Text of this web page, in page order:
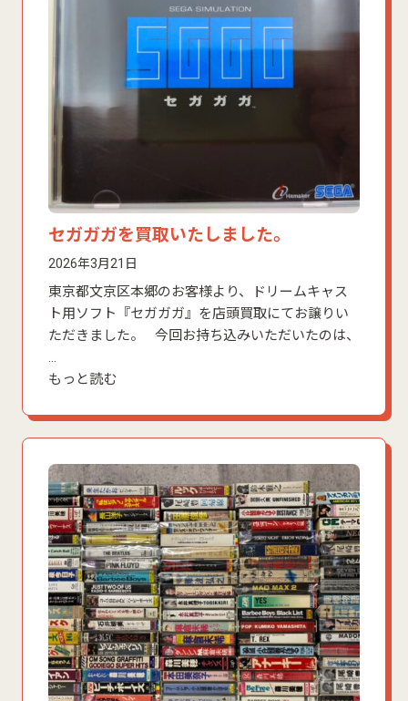
セガガガを買取いたしました。
2026年3月21日
東京都文京区本郷のお客様より、ドリームキャス
ト用ソフト『セガガガ』を店頭買取にてお譲りい
ただきました。 今回お持ち込みいただいたのは、
…
もっと読む